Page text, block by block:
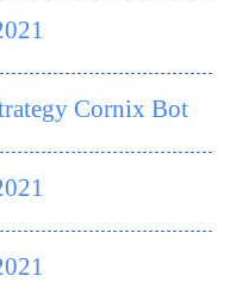
Cornix Bot